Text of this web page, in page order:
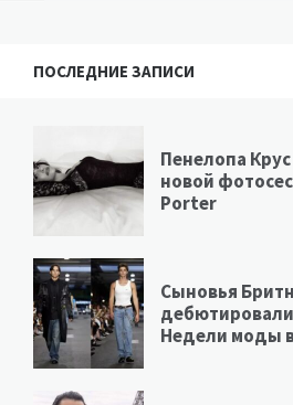
ПОСЛЕДНИЕ ЗАПИСИ
Пенелопа
новой
Porter
Сыновья
Недели моды